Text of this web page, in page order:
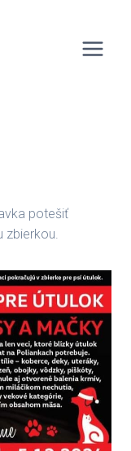
potešiť